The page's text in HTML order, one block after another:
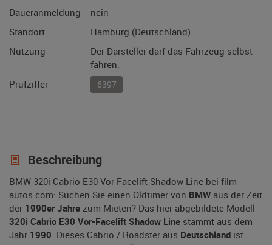
Daueranmeldung
nein
Standort
Hamburg (Deutschland)
Nutzung
Der Darsteller darf das Fahrzeug selbst
fahren.
Prüfziffer
6397
Beschreibung
BMW 320i Cabrio E30 Vor-Facelift Shadow Line bei film-
autos.com: Suchen Sie einen Oldtimer von BMW aus der Zeit
der 1990er Jahre zum Mieten? Das hier abgebildete Modell
320i Cabrio E30 Vor-Facelift Shadow Line stammt aus dem
Jahr 1990. Dieses Cabrio / Roadster aus Deutschland ist